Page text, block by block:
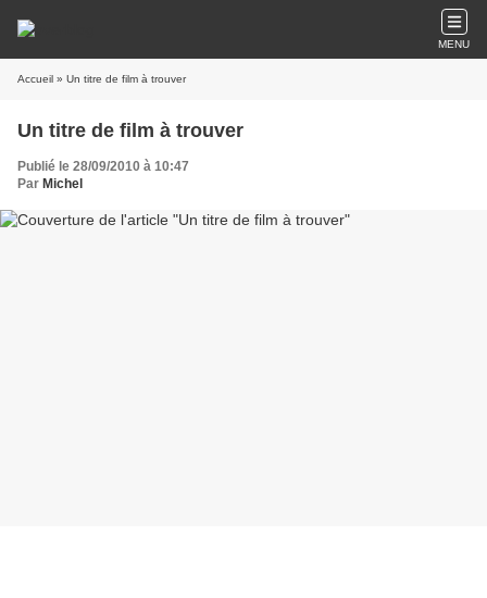
MENU
Accueil » Un titre de film à trouver
Un titre de film à trouver
Publié le 28/09/2010 à 10:47
Par Michel